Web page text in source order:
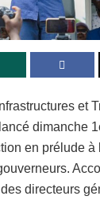
et
dimanche
en prélude
directeurs